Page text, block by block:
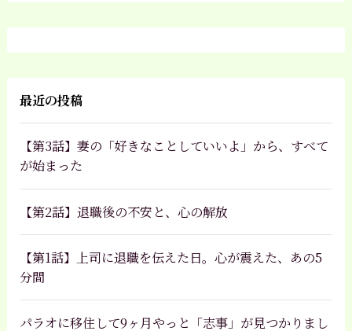
最近の投稿
【第3話】妻の「好きなことしていいよ」から、すべて
が始まった
【第2話】退職後の不安と、心の解放
【第1話】上司に退職を伝えた日。心が震えた、あの5
分間
パラオに移住して9ヶ月やっと「志事」が見つかりまし